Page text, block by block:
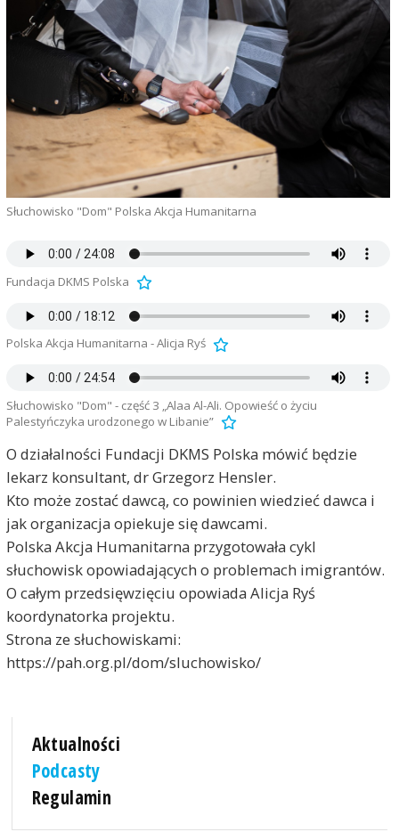
Słuchowisko "Dom" Polska Akcja Humanitarna
Fundacja DKMS Polska
Polska Akcja Humanitarna - Alicja Ryś
Słuchowisko "Dom" - część 3 „Alaa Al-Ali. Opowieść o życiu
Palestyńczyka urodzonego w Libanie”
O działalności Fundacji DKMS Polska mówić będzie
lekarz konsultant, dr Grzegorz Hensler.
Kto może zostać dawcą, co powinien wiedzieć dawca i
jak organizacja opiekuje się dawcami.
Polska Akcja Humanitarna przygotowała cykl
słuchowisk opowiadających o problemach imigrantów.
O całym przedsięwzięciu opowiada Alicja Ryś
koordynatorka projektu.
Strona ze słuchowiskami:
https://pah.org.pl/dom/sluchowisko/
Aktualności
Podcasty
Regulamin